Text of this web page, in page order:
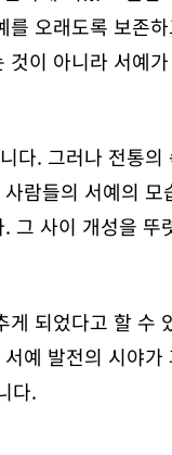
오래도록 보존
이 아니라 서예
다. 그러나 전통
람들의 서예의
사이 개성을 뚜
되었다고 할 수
예 발전의 시야
다.